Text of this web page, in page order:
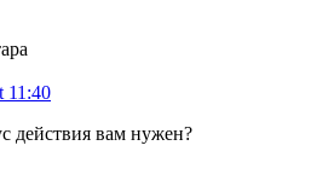
11:40
действия вам нужен?